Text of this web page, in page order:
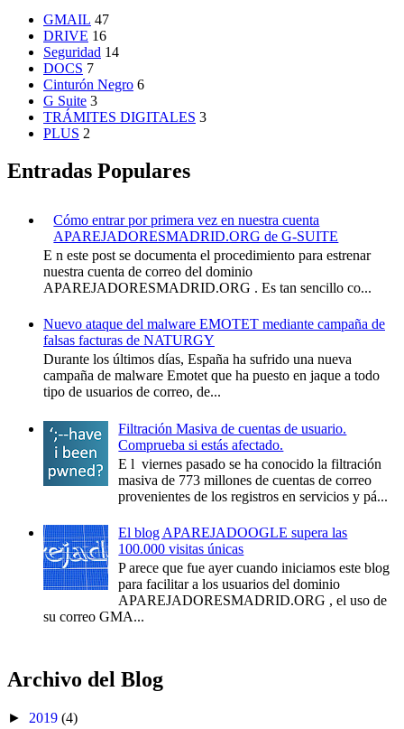
GMAIL 47
DRIVE 16
Seguridad 14
DOCS 7
Cinturón Negro 6
G Suite 3
TRÁMITES DIGITALES 3
PLUS 2
Entradas Populares
Cómo entrar por primera vez en nuestra cuenta
APAREJADORESMADRID.ORG de G-SUITE
E n este post se documenta el procedimiento para estrenar
nuestra cuenta de correo del dominio
APAREJADORESMADRID.ORG . Es tan sencillo co...
Nuevo ataque del malware EMOTET mediante campaña de
falsas facturas de NATURGY
Durante los últimos días, España ha sufrido una nueva
campaña de malware Emotet que ha puesto en jaque a todo
tipo de usuarios de correo, de...
Filtración Masiva de cuentas de usuario.
Comprueba si estás afectado.
E l viernes pasado se ha conocido la filtración
masiva de 773 millones de cuentas de correo
provenientes de los registros en servicios y pá...
El blog APAREJADOOGLE supera las
100.000 visitas únicas
P arece que fue ayer cuando iniciamos este blog
para facilitar a los usuarios del dominio
APAREJADORESMADRID.ORG , el uso de
su correo GMA...
Archivo del Blog
► 2019 (4)